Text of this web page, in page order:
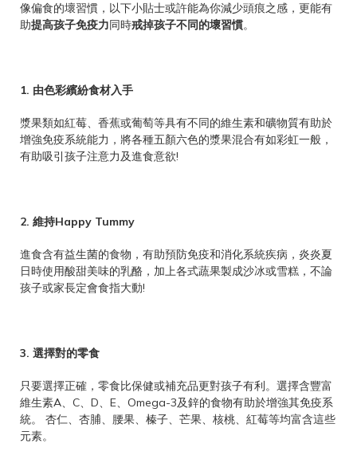
像偏食的壞習慣，以下小貼士或許能為你減少頭痕之感，更能有
助提高孩子免疫力同時戒掉孩子不同的壞習慣。
1. 由色彩繽紛食材入手
漿果類如紅莓、香蕉或葡萄等具有不同的維生素和礦物質有助於
增強免疫系統能力，將各種五顏六色的漿果混合有如彩虹一般，
有助吸引孩子注意力及進食意欲!
2. 維持Happy Tummy
進食含有益生菌的食物，有助預防免疫和消化系統疾病，炎炎夏
日時使用酸甜美味的乳酪，加上各式蔬果製成沙冰或雪糕，不論
孩子或家長定會食指大動!
3. 選擇對的零食
只要選擇正確，零食比保健或補充品更對孩子有利。選擇含豐富
維生素A、C、D、E、Omega-3及鋅的食物有助於增強其免疫系
統。 杏仁、杏脯、腰果、榛子、芒果、核桃、紅莓等均富含這些
元素。